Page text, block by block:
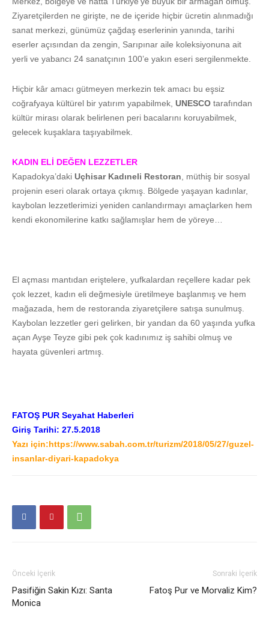
Ziyaretçilerden ne girişte, ne de içeride hiçbir ücretin alınmadığı
sanat merkezi, günümüz çağdaş eserlerinin yanında, tarihi
eserler açısından da zengin, Sarıpınar aile koleksiyonuna ait
yerli ve yabancı 24 sanatçının 100’e yakın eseri sergilenmekte.
Hiçbir kâr amacı gütmeyen merkezin tek amacı bu eşsiz
coğrafyaya kültürel bir yatırım yapabilmek, UNESCO tarafından
kültür mirası olarak belirlenen peri bacalarını koruyabilmek,
gelecek kuşaklara taşıyabilmek.
KADIN ELİ DEĞEN LEZZETLER
Kapadokya’daki Uçhisar Kadıneli Restoran , müthiş bir sosyal
projenin eseri olarak ortaya çıkmış. Bölgede yaşayan kadınlar,
kaybolan lezzetlerimizi yeniden canlandırmayı amaçlarken hem
kendi ekonomilerine katkı sağlamışlar hem de yöreye…
El açması mantıdan eriştelere, yufkalardan reçellere kadar pek
çok lezzet, kadın eli değmesiyle üretilmeye başlanmış ve hem
mağazada, hem de restoranda ziyaretçilere satışa sunulmuş.
Kaybolan lezzetler geri gelirken, bir yandan da 60 yaşında yufka
açan Ayşe Teyze gibi pek çok kadınımız iş sahibi olmuş ve
hayata güvenleri artmış.
FATOŞ PUR Seyahat Haberleri
Giriş Tarihi: 27.5.2018
Yazı için:https://www.sabah.com.tr/turizm/2018/05/27/guzel-
insanlar-diyari-kapadokya
Önceki İçerik
Pasifiğin Sakin Kızı: Santa
Monica
Sonraki İçerik
Fatoş Pur ve Morvaliz Kim?